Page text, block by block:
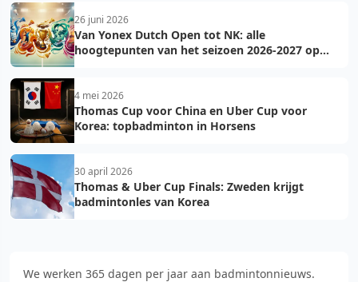
26 juni 2026
Van Yonex Dutch Open tot NK: alle
hoogtepunten van het seizoen 2026-2027 op
4 mei 2026
Thomas Cup voor China en Uber Cup voor
Korea: topbadminton in Horsens
30 april 2026
Thomas & Uber Cup Finals: Zweden krijgt
badmintonles van Korea
We werken 365 dagen per jaar aan badmintonnieuws.